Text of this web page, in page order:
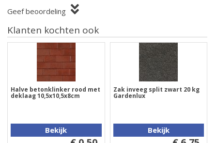
Geef beoordeling
Klanten kochten ook
Halve betonklinker rood met
deklaag 10,5x10,5x8cm
Bekijk
Zak inveeg split zwart 20 kg
Gardenlux
Bekijk